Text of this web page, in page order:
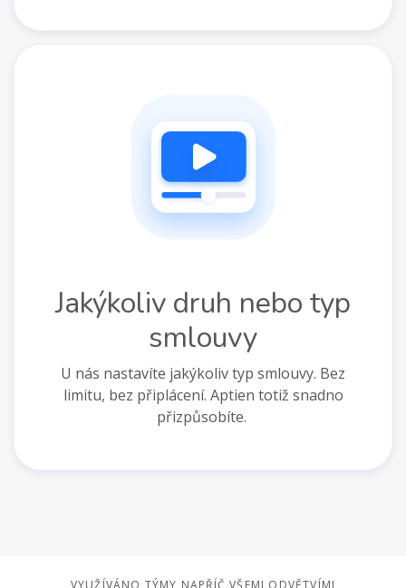
Jakýkoliv druh nebo typ
smlouvy
U nás nastavíte jakýkoliv typ smlouvy. Bez
limitu, bez připlácení. Aptien totiž snadno
přizpůsobíte.
VYUŽÍVÁNO TÝMY NAPŘÍČ VŠEMI ODVĚTVÍMI